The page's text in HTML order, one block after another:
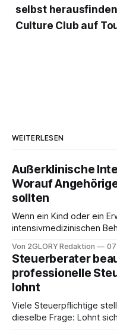
selbst
Culture Club auf
WEITERLESEN
Außerklinische
Worauf
sollten
Wenn ein Kind oder ein
intensivmedizinischen
angewiesen ist, stellt sich
Frage: Muss die
oder ist ein Leben zu
Intensivpflege bietet
Von 2GLORY Redaktion
Steuerberater
professionelle
lohnt
Viele Steuerpflichtige
dieselbe Frage: Lohnt